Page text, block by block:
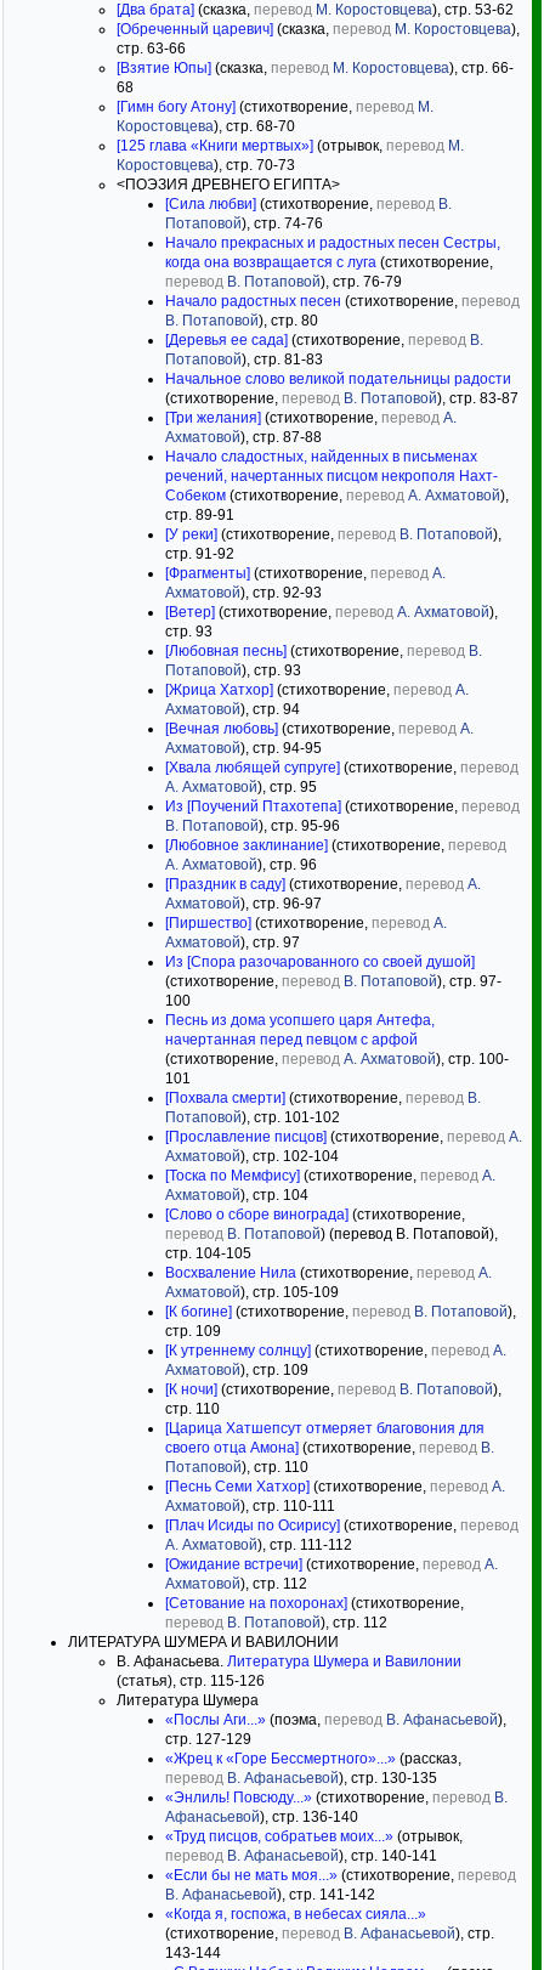
[Два брата] (сказка, перевод М. Коростовцева), стр. 53-62
[Обреченный царевич] (сказка, перевод М. Коростовцева),
стр. 63-66
[Взятие Юпы] (сказка, перевод М. Коростовцева), стр. 66-
68
[Гимн богу Атону] (стихотворение, перевод М.
Коростовцева), стр. 68-70
[125 глава «Книги мертвых»] (отрывок, перевод М.
Коростовцева), стр. 70-73
<ПОЭЗИЯ ДРЕВНЕГО ЕГИПТА>
[Сила любви] (стихотворение, перевод В.
Потаповой), стр. 74-76
Начало прекрасных и радостных песен Сестры,
когда она возвращается с луга (стихотворение,
перевод В. Потаповой), стр. 76-79
Начало радостных песен (стихотворение, перевод
В. Потаповой), стр. 80
[Деревья ее сада] (стихотворение, перевод В.
Потаповой), стр. 81-83
Начальное слово великой подательницы радости
(стихотворение, перевод В. Потаповой), стр. 83-87
[Три желания] (стихотворение, перевод А.
Ахматовой), стр. 87-88
Начало сладостных, найденных в письменах
речений, начертанных писцом некрополя Нахт-
Собеком (стихотворение, перевод А. Ахматовой),
стр. 89-91
[У реки] (стихотворение, перевод В. Потаповой),
стр. 91-92
[Фрагменты] (стихотворение, перевод А.
Ахматовой), стр. 92-93
[Ветер] (стихотворение, перевод А. Ахматовой),
стр. 93
[Любовная песнь] (стихотворение, перевод В.
Потаповой), стр. 93
[Жрица Хатхор] (стихотворение, перевод А.
Ахматовой), стр. 94
[Вечная любовь] (стихотворение, перевод А.
Ахматовой), стр. 94-95
[Хвала любящей супруге] (стихотворение, перевод
А. Ахматовой), стр. 95
Из [Поучений Птахотепа] (стихотворение, перевод
В. Потаповой), стр. 95-96
[Любовное заклинание] (стихотворение, перевод
А. Ахматовой), стр. 96
[Праздник в саду] (стихотворение, перевод А.
Ахматовой), стр. 96-97
[Пиршество] (стихотворение, перевод А.
Ахматовой), стр. 97
Из [Спора разочарованного со своей душой]
(стихотворение, перевод В. Потаповой), стр. 97-
100
Песнь из дома усопшего царя Антефа,
начертанная перед певцом с арфой
(стихотворение, перевод А. Ахматовой), стр. 100-
101
[Похвала смерти] (стихотворение, перевод В.
Потаповой), стр. 101-102
[Прославление писцов] (стихотворение, перевод А.
Ахматовой), стр. 102-104
[Тоска по Мемфису] (стихотворение, перевод А.
Ахматовой), стр. 104
[Слово о сборе винограда] (стихотворение,
перевод В. Потаповой) (перевод В. Потаповой),
стр. 104-105
Восхваление Нила (стихотворение, перевод А.
Ахматовой), стр. 105-109
[К богине] (стихотворение, перевод В. Потаповой),
стр. 109
[К утреннему солнцу] (стихотворение, перевод А.
Ахматовой), стр. 109
[К ночи] (стихотворение, перевод В. Потаповой),
стр. 110
[Царица Хатшепсут отмеряет благовония для
своего отца Амона] (стихотворение, перевод В.
Потаповой), стр. 110
[Песнь Семи Хатхор] (стихотворение, перевод А.
Ахматовой), стр. 110-111
[Плач Исиды по Осирису] (стихотворение, перевод
А. Ахматовой), стр. 111-112
[Ожидание встречи] (стихотворение, перевод А.
Ахматовой), стр. 112
[Сетование на похоронах] (стихотворение,
перевод В. Потаповой), стр. 112
ЛИТЕРАТУРА ШУМЕРА И ВАВИЛОНИИ
В. Афанасьева. Литература Шумера и Вавилонии
(статья), стр. 115-126
Литература Шумера
«Послы Аги...» (поэма, перевод В. Афанасьевой),
стр. 127-129
«Жрец к «Горе Бессмертного»...» (рассказ,
перевод В. Афанасьевой), стр. 130-135
«Энлиль! Повсюду...» (стихотворение, перевод В.
Афанасьевой), стр. 136-140
«Труд писцов, собратьев моих...» (отрывок,
перевод В. Афанасьевой), стр. 140-141
«Если бы не мать моя...» (стихотворение, перевод
В. Афанасьевой), стр. 141-142
«Когда я, госпожа, в небесах сияла...»
(стихотворение, перевод В. Афанасьевой), стр.
143-144